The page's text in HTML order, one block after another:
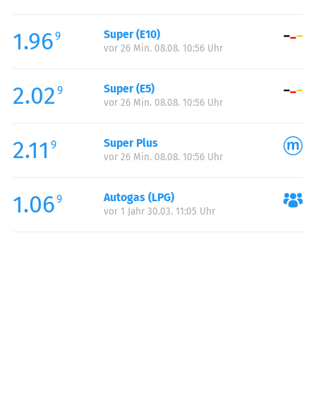
Samstag:
06:00-22:00
Sonntag:
1.969 Super (E10)
vor 26 Min. 08.08. 10:56 Uhr
2.02 9 Super (E5)
vor 26 Min. 08.08. 10:56 Uhr
2.11 9 Super Plus
vor 26 Min. 08.08. 10:56 Uhr
1.069 Autogas (LPG)
vor 1 Jahr 30.03. 11:05 Uhr